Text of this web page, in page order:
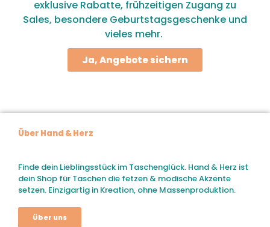
exklusive Rabatte, frühzeitigen Zugang zu
Sales, besondere Geburtstagsgeschenke und
vieles mehr.
Ja, Angebote sichern
Über Hand & Herz
Finde dein Lieblingsstück im Taschenglück. Hand & Herz ist
dein Shop für Taschen die fetzen & modische Akzente
setzen. Einzigartig in Kreation, ohne Massenproduktion.
Über uns